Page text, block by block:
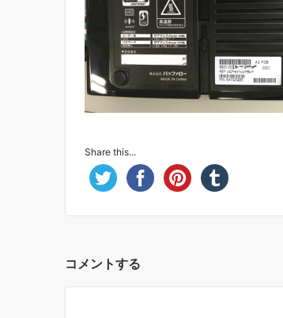
Share this...
コメントする